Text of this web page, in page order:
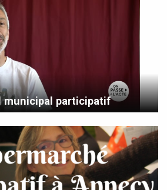
municipal participatif